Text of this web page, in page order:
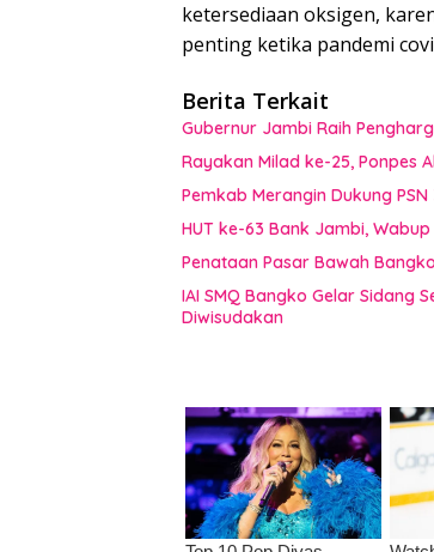
ketersediaan oksigen,
penting ketika pandemi
Berita Terkait
Gubernur Jambi Raih
Rayakan Milad ke-25, Ponpes
Pemkab Merangin Dukung
HUT ke-63 Bank Jambi,
Penataan Pasar Bawah
IAI SMQ Bangko Gelar Sidang
Diwisudakan